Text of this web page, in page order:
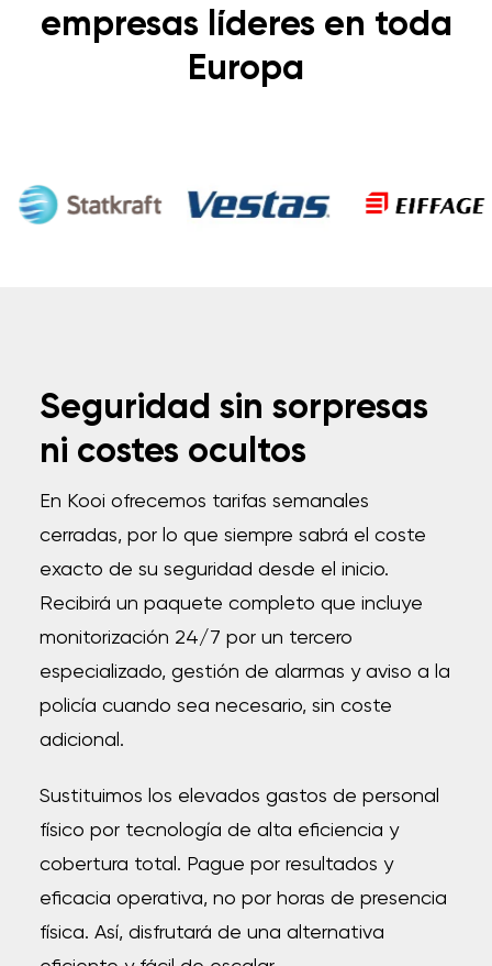
empresas líderes en toda
Europa
Seguridad sin sorpresas
ni costes ocultos
En Kooi ofrecemos tarifas semanales
cerradas, por lo que siempre sabrá el coste
exacto de su seguridad desde el inicio.
Recibirá un paquete completo que incluye
monitorización 24/7 por un tercero
especializado, gestión de alarmas y aviso a la
policía cuando sea necesario, sin coste
adicional.
Sustituimos los elevados gastos de personal
físico por tecnología de alta eficiencia y
cobertura total. Pague por resultados y
eficacia operativa, no por horas de presencia
física. Así, disfrutará de una alternativa